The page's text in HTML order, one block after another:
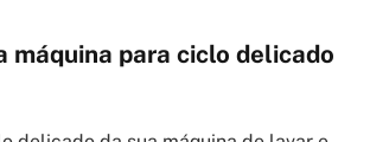
máquina para ciclo delicado